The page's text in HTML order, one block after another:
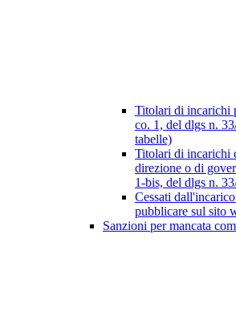
Titolari di incarichi
co. 1, del dlgs n.
tabelle)
Titolari di incarichi
direzione o di
1-bis, del dlgs n.
Cessati
pubblicare sul sito
Sanzioni per mancata